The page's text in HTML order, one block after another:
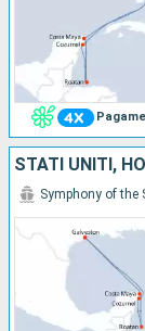
STATI UNITI,
Symphony of the